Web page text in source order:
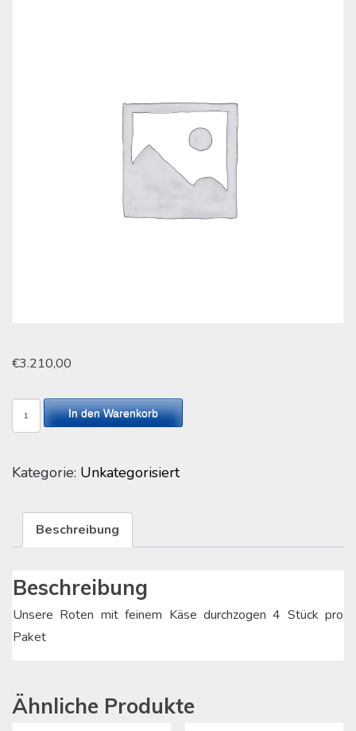
€3.210,00
Käseknacker
Bioland
In den Warenkorb
Kategorie: Unkategorisiert
Beschreibung
Beschreibung
Unsere Roten mit feinem Käse durchzogen 4 Stück pro
Paket
Ähnliche Produkte